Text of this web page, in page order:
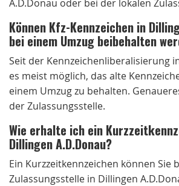
A.D.Donau oder bei der lokalen
Können Kfz-Kennzeichen in
bei einem Umzug beibehalten
Seit der Kennzeichenliberalisierung
es meist möglich, das alte
einem Umzug zu behalten.
der Zulassungsstelle.
Wie erhalte ich ein
Dillingen A.D.Donau?
Ein Kurzzeitkennzeichen können Sie
Zulassungsstelle in Dillingen